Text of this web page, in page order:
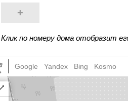
+
Клик по номеру дома отобразит
Google Yandex Bing Kosmo
Draw